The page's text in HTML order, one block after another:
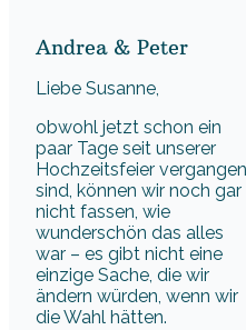
Andrea & Peter
Liebe Susanne,
obwohl jetzt schon ein
paar Tage seit unserer
Hochzeitsfeier vergangen
sind, können wir noch gar
nicht fassen, wie
wunderschön das alles
war – es gibt nicht eine
einzige Sache, die wir
ändern würden, wenn wir
die Wahl hätten.